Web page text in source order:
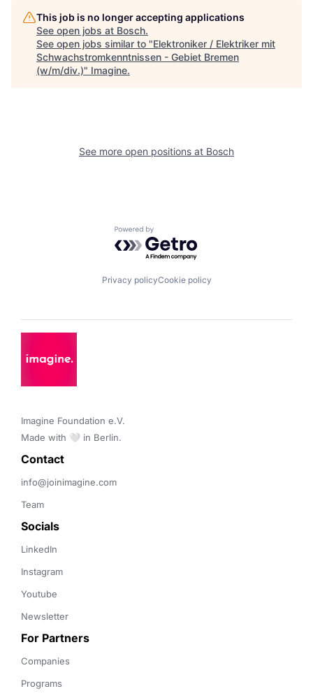
This job is no longer accepting applications
See open jobs at Bosch.
See open jobs similar to "Elektroniker / Elektriker mit
Schwachstromkenntnissen - Gebiet Bremen
(w/m/div.)" Imagine.
See more open positions at Bosch
Powered by Getro.com
Privacy policyCookie policy
Imagine Foundation e.V.
Made with 🤍 in Berlin.
Contact
info@joinimagine.com
Team
Socials
LinkedIn
Instagram
Youtube
Newsletter
For Partners
Companies
Programs